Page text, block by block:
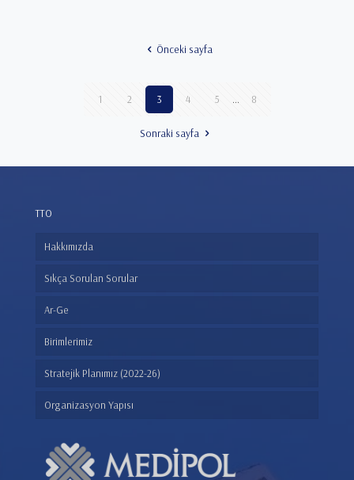
Önceki sayfa
1 2 3 4 5 ... 8
Sonraki sayfa
TTO
Hakkımızda
Sıkça Sorulan Sorular
Ar-Ge
Birimlerimiz
Stratejik Planımız (2022-26)
Organizasyon Yapısı